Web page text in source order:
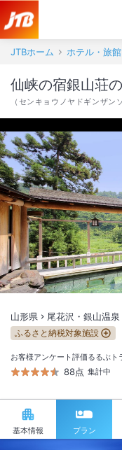
JTBホーム ホテル・旅
仙峡の宿銀山荘
（ センキョウノヤドギンザン
山形県 尾花沢・銀山温泉
ふるさと納税対象施設
お客様アンケート評価
88点
るるぶト
集計中
基本情報 プラン